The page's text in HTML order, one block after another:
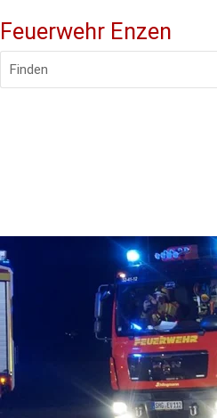
Feuerwehr Enzen
Finden